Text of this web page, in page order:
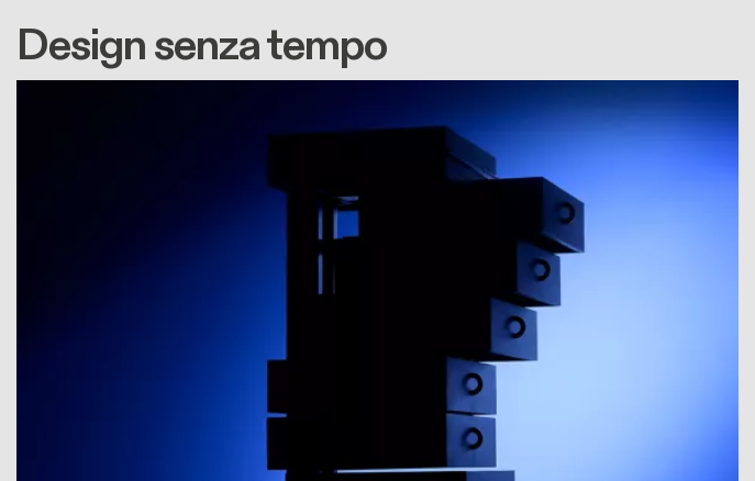
Design senza tempo